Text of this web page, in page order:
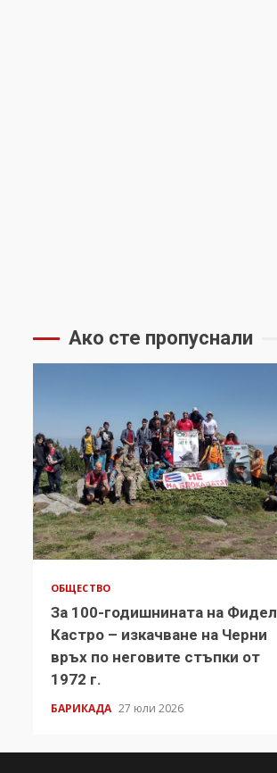
Ако сте пропуснали
ОБЩЕСТВО
За 100-годишнината на Фидел
Кастро – изкачване на Черни
връх по неговите стъпки от
1972 г.
БАРИКАДА 27 юли 2026